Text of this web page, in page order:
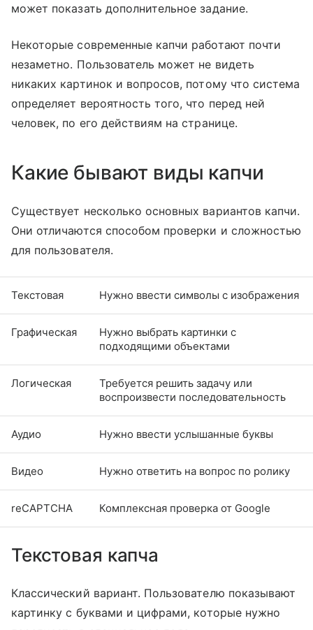
может показать дополнительное задание.
Некоторые современные капчи работают почти
незаметно. Пользователь может не видеть
никаких картинок и вопросов, потому что система
определяет вероятность того, что перед ней
человек, по его действиям на странице.
Какие бывают виды капчи
Существует несколько основных вариантов капчи.
Они отличаются способом проверки и сложностью
для пользователя.
Текстовая Нужно ввести символы с изображения
Графическая
Нужно выбрать картинки с
подходящими объектами
Логическая
Требуется решить задачу или
воспроизвести последовательность
Аудио Нужно ввести услышанные буквы
Видео Нужно ответить на вопрос по ролику
reCAPTCHA Комплексная проверка от Google
Текстовая капча
Классический вариант. Пользователю показывают
картинку с буквами и цифрами, которые нужно